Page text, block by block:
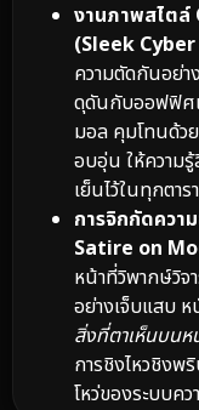
งานภาพสไต
(Sleek
ความตัดกันอย่า
ดุดันกับออฟฟิศ
มอล คุมโทนด้ว
อบอุ่น ให้ความ
เย็นไว้ในทุกตาร
การจิกกัดควา
Satire on
หน้าที่วิพากษ์วิ
อย่างเจ็บแสบ ห
สิ่งที่ตาเห็นบนห
การชิงไหวชิงพ
โหว่ของระบบค